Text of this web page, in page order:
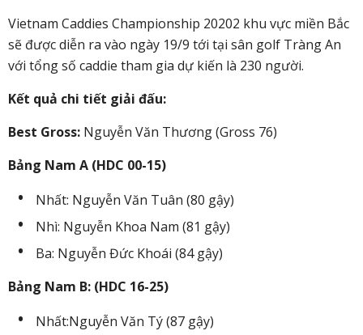
Vietnam Caddies Championship 20202 khu vực miền Bắc
sẽ được diễn ra vào ngày 19/9 tới tại sân golf Tràng An
với tổng số caddie tham gia dự kiến là 230 người.
Kết quả chi tiết giải đấu:
Best Gross: Nguyễn Văn Thương (Gross 76)
Bảng Nam A (HDC 00-15)
Nhất: Nguyễn Văn Tuân (80 gậy)
Nhì: Nguyễn Khoa Nam (81 gậy)
Ba: Nguyễn Đức Khoái (84 gậy)
Bảng Nam B: (HDC 16-25)
Nhất:Nguyễn Văn Tý (87 gậy)